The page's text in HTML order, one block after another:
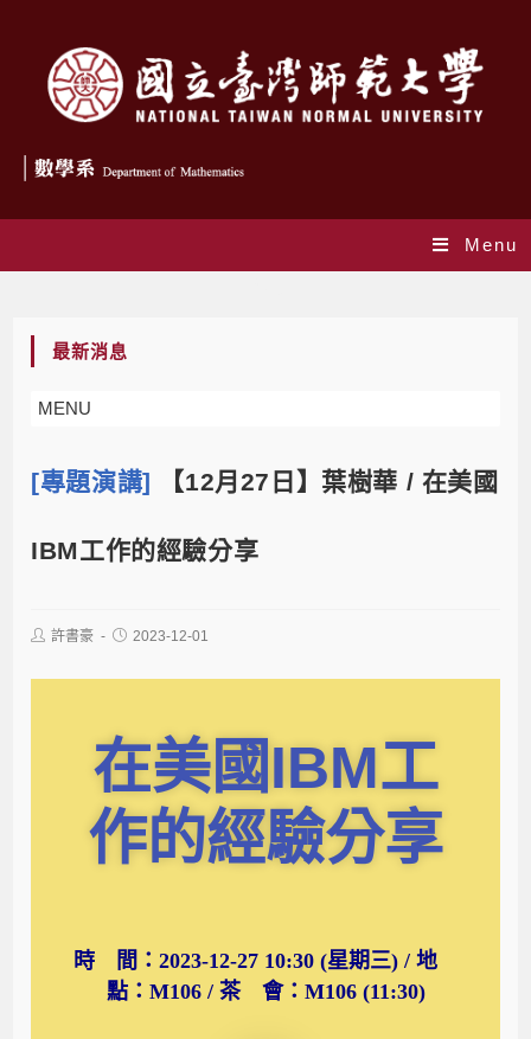
Menu
最新消息
MENU
[專題演講] 【12月27日】葉樹華 / 在美國
IBM工作的經驗分享
許書豪 2023-12-01
在美國IBM工
作的經驗分享
時 間：2023-12-27 10:30 (星期三) / 地
點：M106 / 茶 會：M106 (11:30)